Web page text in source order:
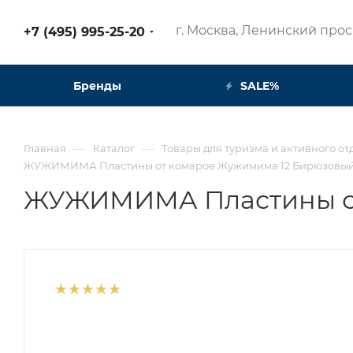
+7 (495) 995-25-20​ г. Москва, Ленинский
Бренды SALE%
Главная — Каталог —
Товары для туризма и активного
ЖУЖИМИМА Пластины от комаров Жужимима 12
ЖУЖИМИМА Пластины